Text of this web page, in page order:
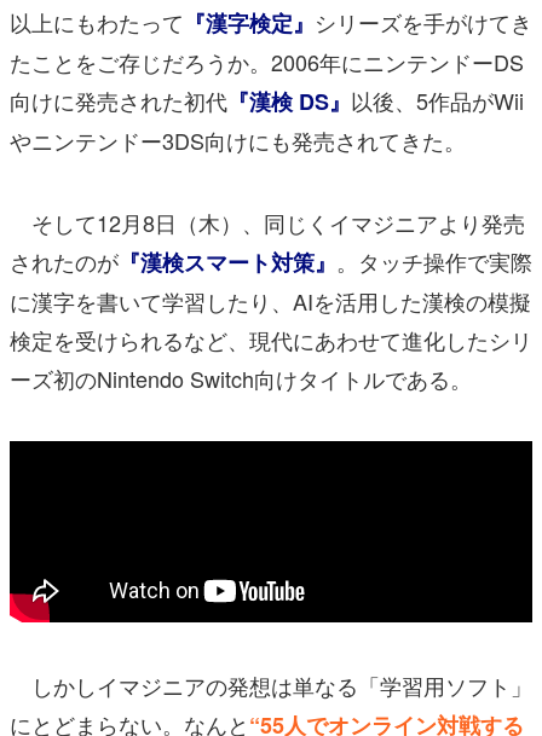
以上にもわたって 『漢字検定』 シリーズを手がけてき
たことをご存じだろうか。2006年にニンテンドーDS
向けに発売された初代 『漢検 DS』 以後、5作品がWii
やニンテンドー3DS向けにも発売されてきた。
そして12月8日（木）、同じくイマジニアより発売
されたのが 『漢検スマート対策』 。タッチ操作で実際
に漢字を書いて学習したり、AIを活用した漢検の模擬
検定を受けられるなど、現代にあわせて進化したシリ
ーズ初のNintendo Switch向けタイトルである。
しかしイマジニアの発想は単なる「学習用ソフト」
にとどまらない。なんと“55人でオンライン対戦する